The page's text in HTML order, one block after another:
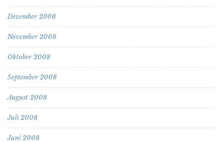
Dezember 2008
November 2008
Oktober 2008
September 2008
August 2008
Juli 2008
Juni 2008